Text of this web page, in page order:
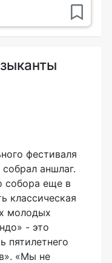
фестиваля
аншлаг.
собора еще в
классическая
молодых
- это
пятилетнего
«Мы не